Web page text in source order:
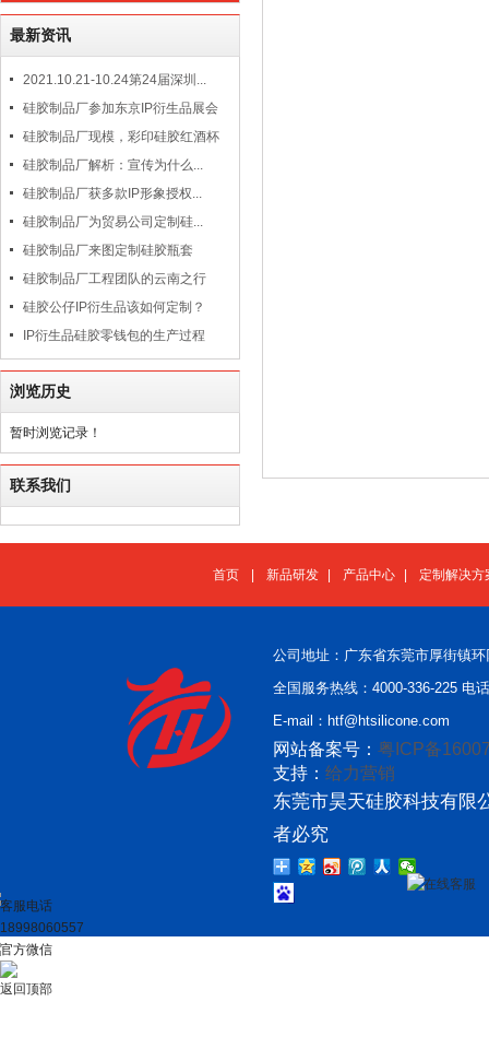
最新资讯
2021.10.21-10.24第24届深圳...
硅胶制品厂参加东京IP衍生品展会
硅胶制品厂现模，彩印硅胶红酒杯
硅胶制品厂解析：宣传为什么...
硅胶制品厂获多款IP形象授权...
硅胶制品厂为贸易公司定制硅...
硅胶制品厂来图定制硅胶瓶套
硅胶制品厂工程团队的云南之行
硅胶公仔IP衍生品该如何定制？
IP衍生品硅胶零钱包的生产过程
浏览历史
暂时浏览记录！
联系我们
首页 新品研发 产品中心 定制解决方
公司地址：广东省东莞市厚街镇
全国服务热线：4000-336-225 电
E-mail：htf@htsilicone.com
网站备案号： 粤ICP备
支持： 给力营销
东莞市昊天硅胶科技有限
者必究
在线客服
客服电话
18998060557
官方微信
返回顶部